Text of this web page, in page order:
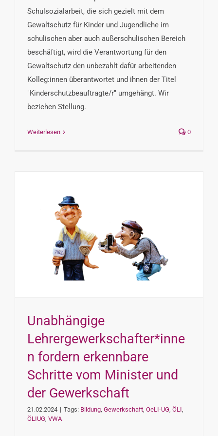
Schulsozialarbeit, die sich gezielt mit dem
Gewaltschutz für Kinder und Jugendliche im
schulischen aber auch außerschulischen Bereich
beschäftigt, wird die Verantwortung für den
Gewaltschutz den unbezahlt dafür arbeitenden
Kolleg:innen überantwortet und ihnen der Titel
"Kinderschutzbeauftragte/r" umgehängt. Wir
beziehen Stellung.
Weiterlesen 0
Unabhängige
Lehrergewerkschafter*inne
n fordern erkennbare
Schritte vom Minister und
der Gewerkschaft
21.02.2024 | Tags: Bildung Gewerkschaft OeLI-UG ÖLI
ÖLIUG VWA